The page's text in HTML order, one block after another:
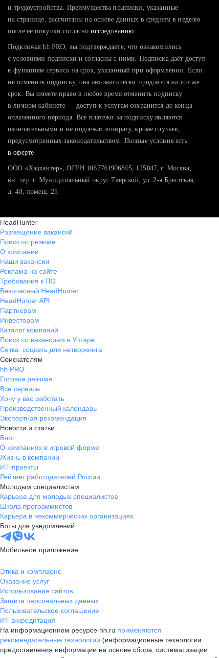
тратите много времени на поиск и вручную поднимаете
хотите сравнить себя с конкурентами и оценить шансы
и трудоустройства. Преимущества подписки, указанные
на странице, рассчитаны на основе данных в среднем в неделю
после её покупки согласно исследованию
Подключая hh PRO, вы подтверждаете, что ознакомились
с условиями подписки и согласны с ними. Подписка даёт доступ
к функциям сервиса на срок, указанный при оформлении. Если
не отменить подписку, она автоматически продлится на тот же
срок. Вы имеете право в любое время отменить подписку
в личном кабинете — доступ к услугам сохранится до конца
оплаченного периода. Все платежи за подписку являются
окончательными и не подлежат возврату, кроме случаев,
предусмотренных законодательством. Полные условия есть
в оферте
ООО «Хэдхантер», ОГРН 1067761906805, 125047, г. Москва,
вн. тер. г. Муниципальный округ Тверской, ул. 2-я Брестская,
д. 48, помещ. 25
HeadHunter
Размещение вакансий
Поиск по резюме
О компании
Наши вакансии
Реклама на сайте
Требования к ПО
Безопасный HeadHunter
HeadHunter API
Партнерам
Инвесторам
Каталог компаний
Поиск по вакансиям в Уптаре
Сетка: соцсеть для нетворкинга
Соискателям
hh PRO
Готовое резюме
Все сервисы
Хочу у вас работать
Производственный календарь
Экспертная рекомендация
Новости и статьи
Блог
О компаниях в игровой форме
Жизнь в компании
ИТ-проекты
Рейтинг работодателей России
Молодым специалистам
Карьера для молодых специалистов
Школа программистов
Карьера в некоммерческих организациях
Боты для уведомлений
Мобильное приложение
Этика и комплаенс
Оказание услуг
Использование сайтов
Защита персональных данных
Пользовательское соглашение
ИТ аккредитация
На информационном ресурсе hh.ru применяются
рекомендательные технологии (информационные технологии
предоставления информации на основе сбора, систематизации